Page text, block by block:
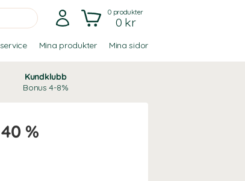
0produkter
0 kr
Mina produkter Mina sidor
Kundklubb
Bonus 4-8%
%